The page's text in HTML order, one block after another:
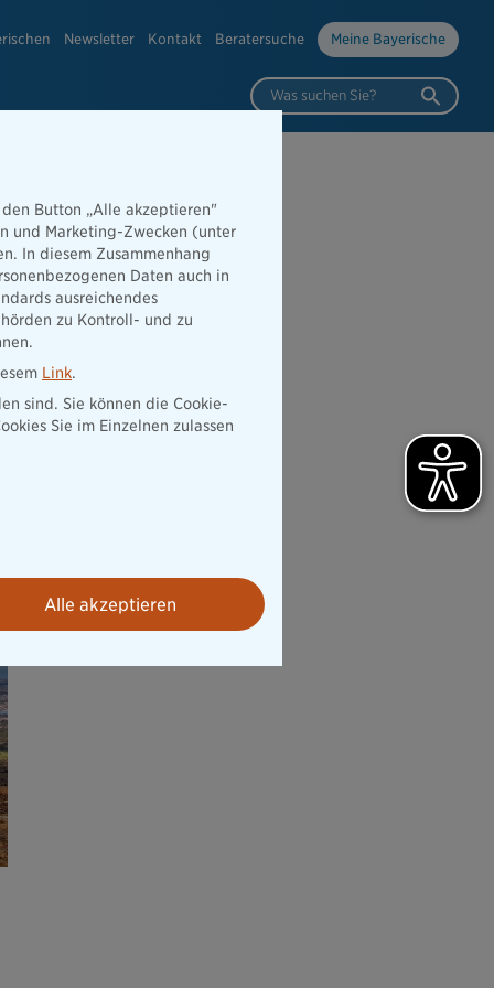
Newsletter Kontakt Beratersuche Meine Bayerische
Was suchen Sie?
Button „Alle akzeptieren"
und Marketing-Zwecken (unter
In diesem Zusammenhang
Daten auch in
ausreichendes
zu Kontroll- und zu
Link.
sind. Sie können die Cookie-
Sie im Einzelnen zulassen
Alle akzeptieren